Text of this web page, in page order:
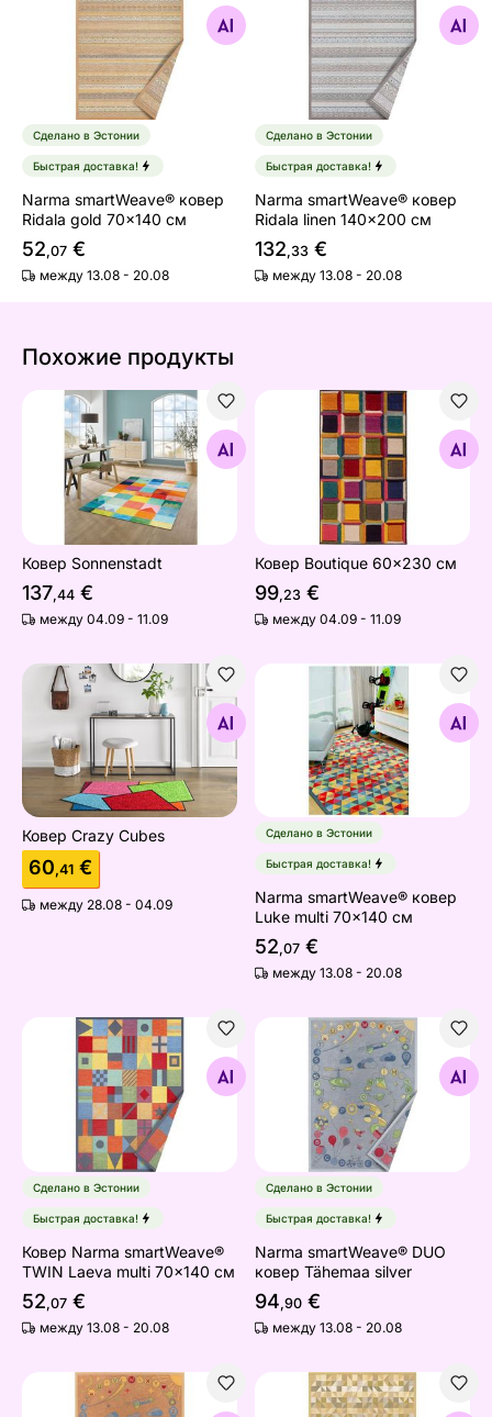
Найдите похожие
Сделано в Эстонии
Быстрая доставка!
Narma smartWeave® ковер
Ridala gold 70x140 см
52,07 €
между 13.08 - 20.08
Найдите похожие
Сделано в Эстонии
Быстрая доставка!
Narma smartWeave® ковер
Ridala linen 140x200 см
132,33 €
между 13.08 - 20.08
Похожие продукты
Ковер Sonnenstadt
Найдите похожие
Ковер Sonnenstadt
137,44 €
между 04.09 - 11.09
Ковер Boutique 60x230 см
Найдите похожие
Ковер Boutique 60x230 см
99,23 €
между 04.09 - 11.09
Ковер Crazy Cubes
Найдите похожие
Ковер Crazy Cubes
60,41 €
между 28.08 - 04.09
Narma smartWeave®
Найдите похожие
Сделано в Эстонии
Быстрая доставка!
Narma smartWeave® ковер
Luke multi 70x140 см
52,07 €
между 13.08 - 20.08
Ковер Narma smartWeave® TWIN Laeva multi 70x140
Найдите похожие
Сделано в Эстонии
Быстрая доставка!
Ковер Narma smartWeave®
TWIN Laeva multi 70x140 см
52,07 €
между 13.08 - 20.08
Narma smartWeave® DUO
Найдите похожие
Сделано в Эстонии
Быстрая доставка!
Narma smartWeave® DUO
ковер Tähemaa silver
94,90 €
между 13.08 - 20.08
Ковер Narma smartWeave® DUO Tähemaa gold
Ковер Narma